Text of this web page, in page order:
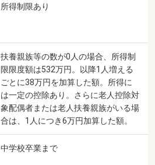
所得制限あり
扶養親族等の数が0人の場合、所得制
限限度額は532万円。以降1人増える
ごとに38万円を加算した額。所得に
は一定の控除あり。さらに老人控除対
象配偶者または老人扶養親族がいる場
合は、1人につき6万円加算した額。
中学校卒業まで